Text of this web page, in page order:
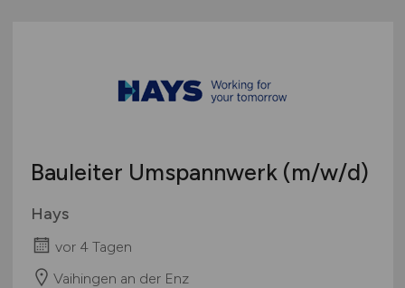
Bauleiter Umspannwerk (m/w/d)
Hays
vor 4 Tagen
Vaihingen an der Enz